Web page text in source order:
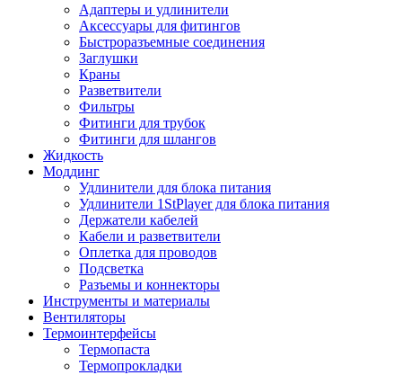
Адаптеры и удлинители
Аксессуары для фитингов
Быстроразъемные соединения
Заглушки
Краны
Разветвители
Фильтры
Фитинги для трубок
Фитинги для шлангов
Жидкость
Моддинг
Удлинители для блока питания
Удлинители 1StPlayer для блока питания
Держатели кабелей
Кабели и разветвители
Оплетка для проводов
Подсветка
Разъемы и коннекторы
Инструменты и материалы
Вентиляторы
Термоинтерфейсы
Термопаста
Термопрокладки